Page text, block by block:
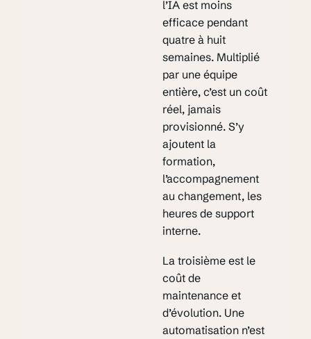
l’IA est moins
efficace pendant
quatre à huit
semaines. Multiplié
par une équipe
entière, c’est un coût
réel, jamais
provisionné. S’y
ajoutent la
formation,
l’accompagnement
au changement, les
heures de support
interne.
La troisième est le
coût de
maintenance et
d’évolution. Une
automatisation n’est